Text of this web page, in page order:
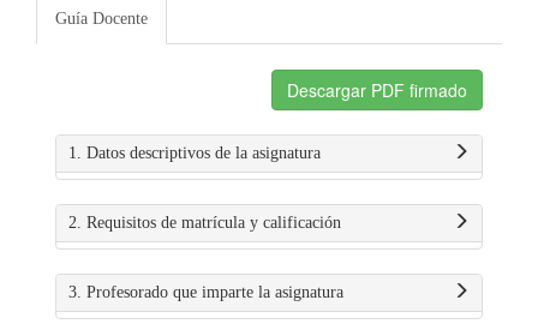
Guía Docente
Descargar PDF firmado
1. Datos descriptivos de la asignatura
2. Requisitos de matrícula y calificación
3. Profesorado que imparte la asignatura